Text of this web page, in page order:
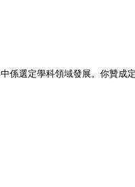
係選定學科領域發展。你贊成